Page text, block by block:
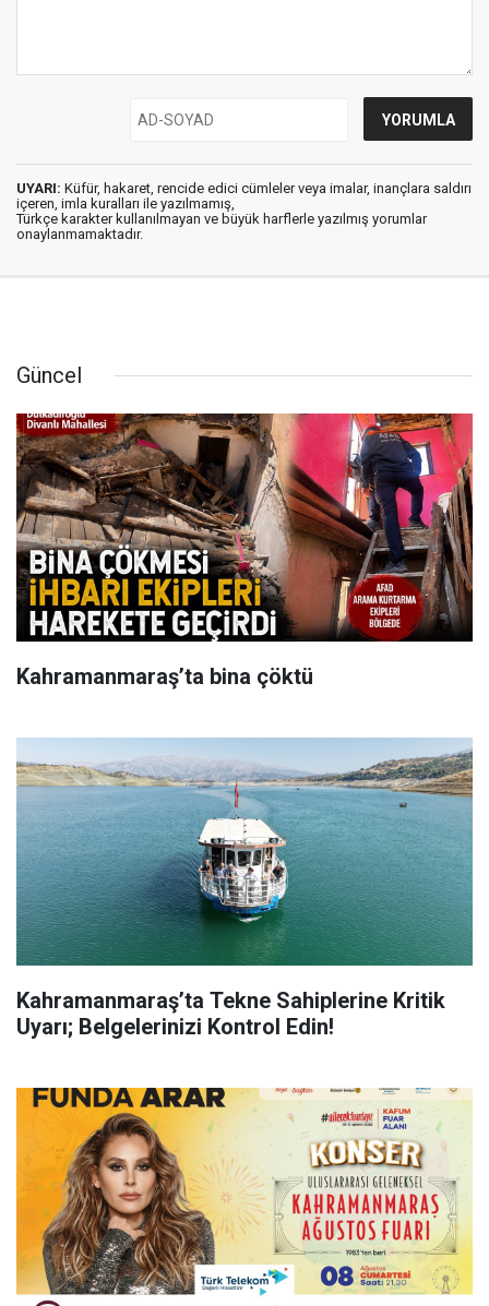
UYARI: Küfür, hakaret, rencide edici cümleler veya imalar, inançlara saldırı
içeren, imla kuralları ile yazılmamış,
Türkçe karakter kullanılmayan ve büyük harflerle yazılmış yorumlar
onaylanmamaktadır.
Güncel
Kahramanmaraş’ta bina çöktü
Kahramanmaraş’ta Tekne Sahiplerine Kritik
Uyarı; Belgelerinizi Kontrol Edin!